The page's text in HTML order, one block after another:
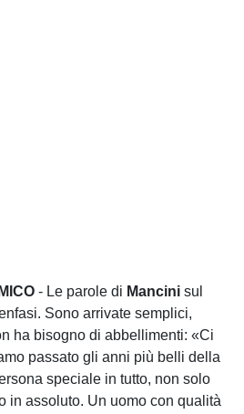
- Le parole di Mancini sul
Sono arrivate semplici,
ha bisogno di abbellimenti: «Ci
passato gli anni più belli della
speciale in tutto, non solo
in assoluto. Un uomo con qualità